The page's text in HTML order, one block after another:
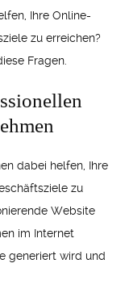
Ihre Online-
zu erreichen?
Fragen.
dabei helfen, Ihre
zu
Website
im Internet
generiert wird und